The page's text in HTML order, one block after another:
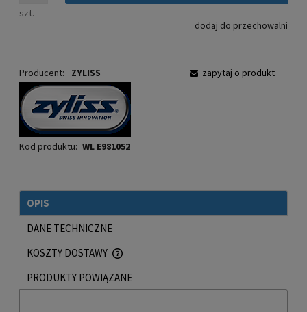
szt.
dodaj do przechowalni
Producent: ZYLISS
Kod produktu: WL E981052
zapytaj o produkt
OPIS
DANE TECHNICZNE
KOSZTY DOSTAWY
CENA NIE ZAWIERA EWENTUALNYCH KOSZTÓW PŁATNOŚCI
PRODUKTY POWIĄZANE